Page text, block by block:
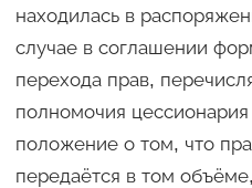
находилась в
случае в соглашении
перехода прав,
полномочия цессионария
положение о том, что
передаётся в том